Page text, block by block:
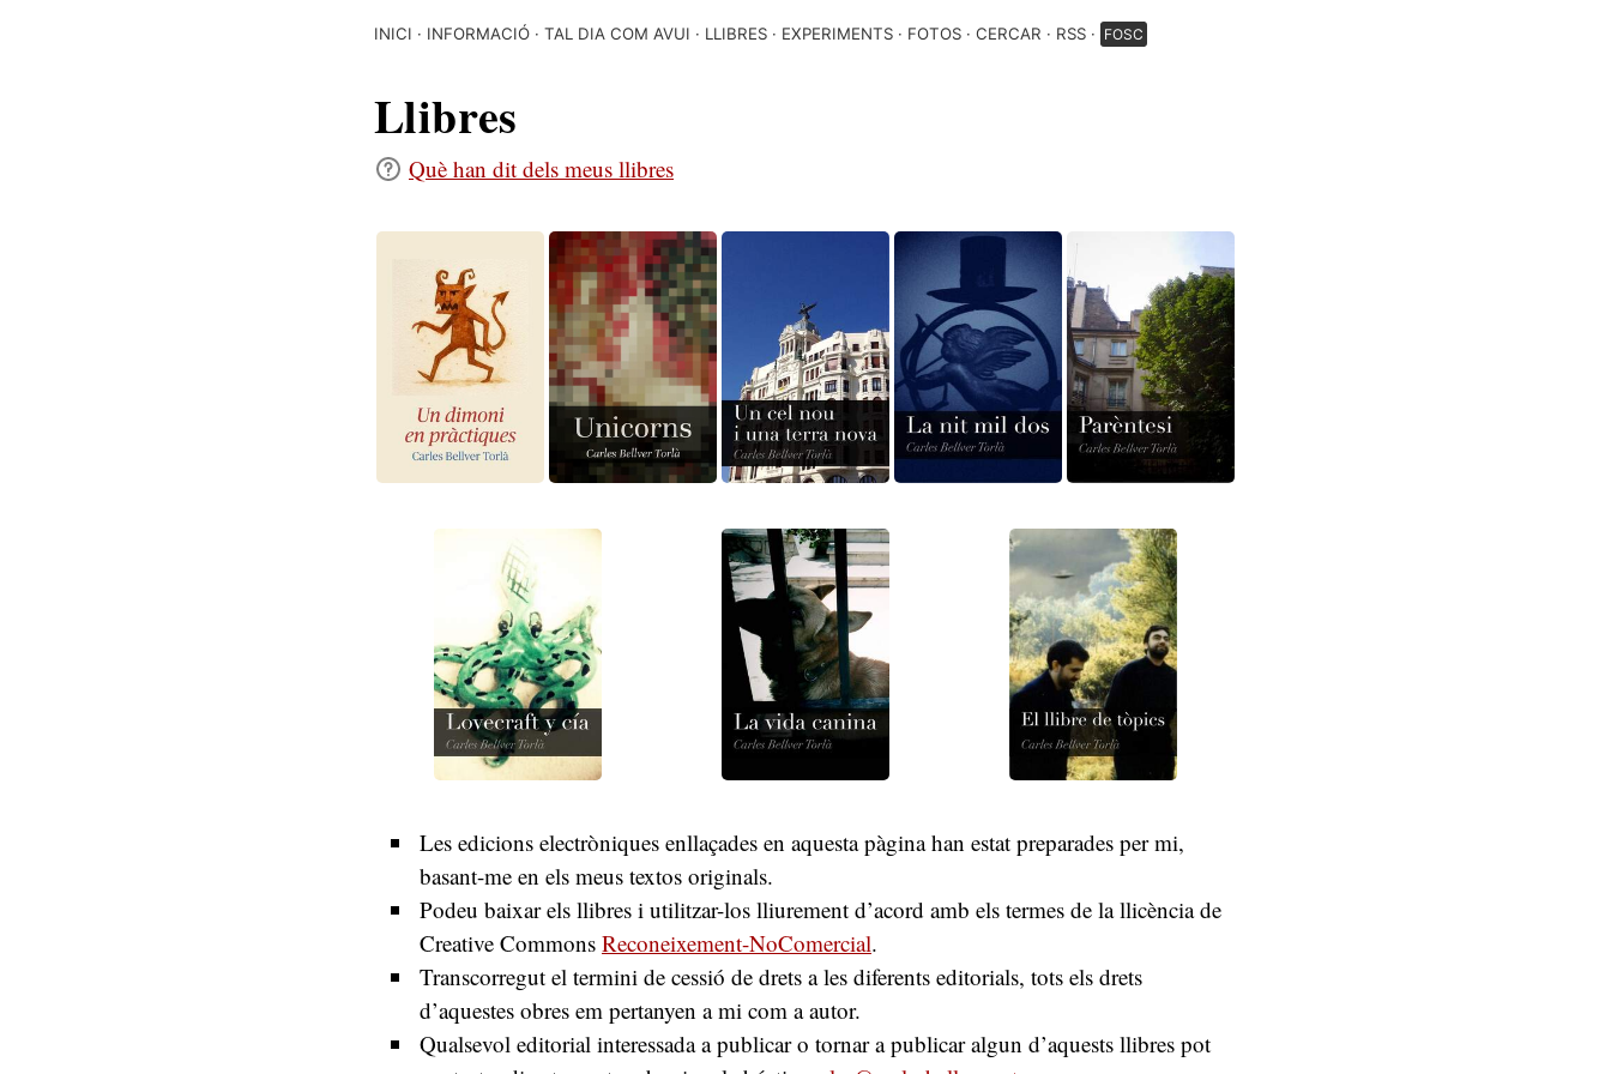
INICI INFORMACIÓ TAL DIA COM AVUI LLIBRES EXPERIMENTS FOTOS CERCAR RSS FOSC
Llibres
Què han dit dels meus llibres
Les edicions electròniques enllaçades en aquesta pàgina han estat preparades per mi,
basant-me en els meus textos originals.
Podeu baixar els llibres i utilitzar-los lliurement d’acord amb els termes de la llicència de
Creative Commons Reconeixement-NoComercial.
Transcorregut el termini de cessió de drets a les diferents editorials, tots els drets
d’aquestes obres em pertanyen a mi com a autor.
Qualsevol editorial interessada a publicar o tornar a publicar algun d’aquests llibres pot